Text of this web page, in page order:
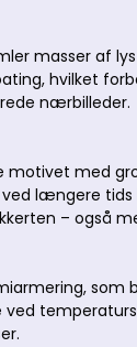
masser af
hvilket
nærbilleder.
med
længere
– også
som